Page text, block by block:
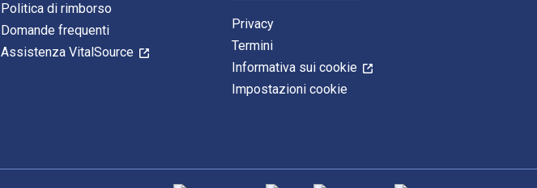
Politica di rimborso
Domande frequenti
Assistenza VitalSource
Privacy
Termini
Informativa sui cookie
Impostazioni cookie